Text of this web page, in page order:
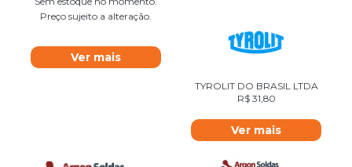
Preço sujeito a alteração.
Ver mais
TYROLIT DO BRASIL LTDA
R$31,80
Ver mais